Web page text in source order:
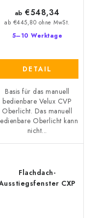
5–10 Werktage
ab €445,80 ohne MwSt.
ab €548,34
DETAIL
Basis für das manuell
bedienbare Velux CVP
Oberlicht. Das manuell
Oberlicht kann
nicht...
Flachdach-
CXP